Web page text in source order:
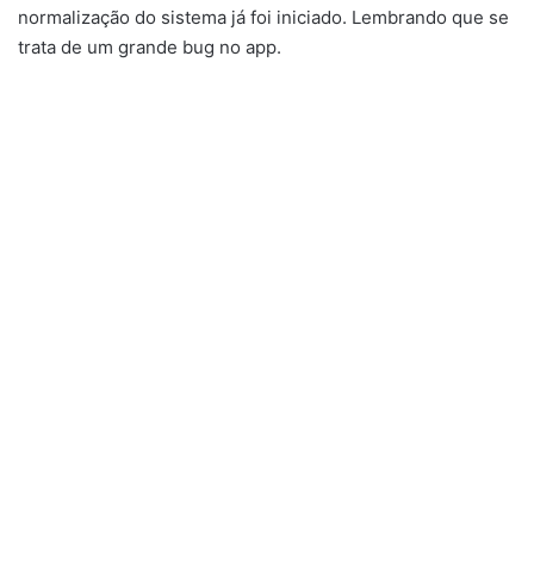
normalização do sistema já foi iniciado. Lembrando que se
trata de um grande bug no app.